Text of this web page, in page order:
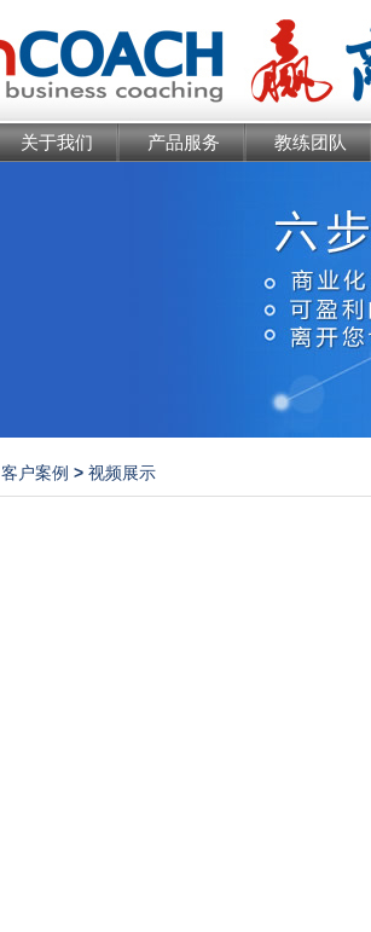
关于我们 产品服务 教练团队
客户案例 > 视频展示